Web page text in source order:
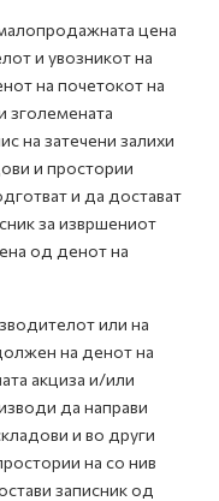
цена
и увозникот на
на почетокот на
зголемената
на затечени залихи
и простории
и да достават
за извршениот
од денот на
или на
на денот на
акциза и/или
да направи
и во други
на со нив
записник од